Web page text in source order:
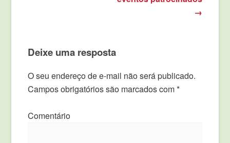
→
Deixe uma resposta
O seu endereço de e-mail não será publicado.
Campos obrigatórios são marcados com*
Comentário